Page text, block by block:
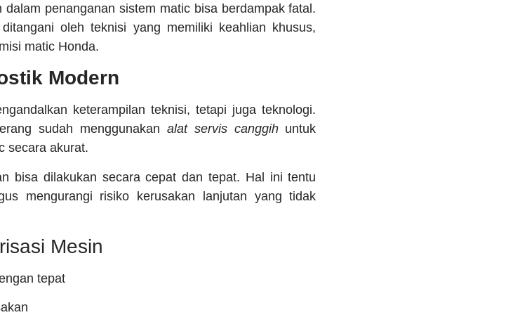
penanganan sistem matic bisa berdampak fatal.
oleh teknisi yang memiliki keahlian khusus,
matic Honda.
Modern
keterampilan teknisi, tetapi juga teknologi.
sudah menggunakan alat servis canggihuntuk
secara akurat.
bisa dilakukan secara cepat dan tepat. Hal ini tentu
mengurangi risiko kerusakan lanjutan yang tidak
Mesin
tepat